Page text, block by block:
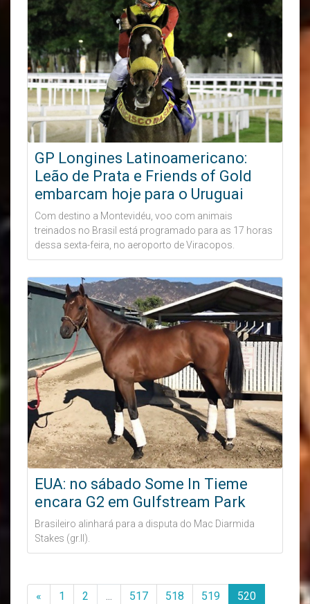
GP Longines Latinoamericano:
Leão de Prata e Friends of Gold
embarcam hoje para o Uruguai
Com destino a Montevidéu, voo com animais
treinados no Brasil está programado para as 17 horas
dessa sexta-feira, no aeroporto de Viracopos.
EUA: no sábado Some In Tieme
encara G2 em Gulfstream Park
Brasileiro alinhará para a disputa do Mac Diarmida
Stakes (gr.II).
« 1 2 ... 517 518 519
520